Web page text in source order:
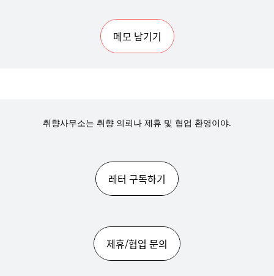
메모 남기기
취향사무소는 취향 의뢰나 제휴 및 협업 환영이야.
레터 구독하기
제휴/협업 문의